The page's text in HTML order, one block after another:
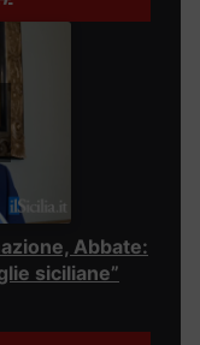
Abbate:
siciliane”